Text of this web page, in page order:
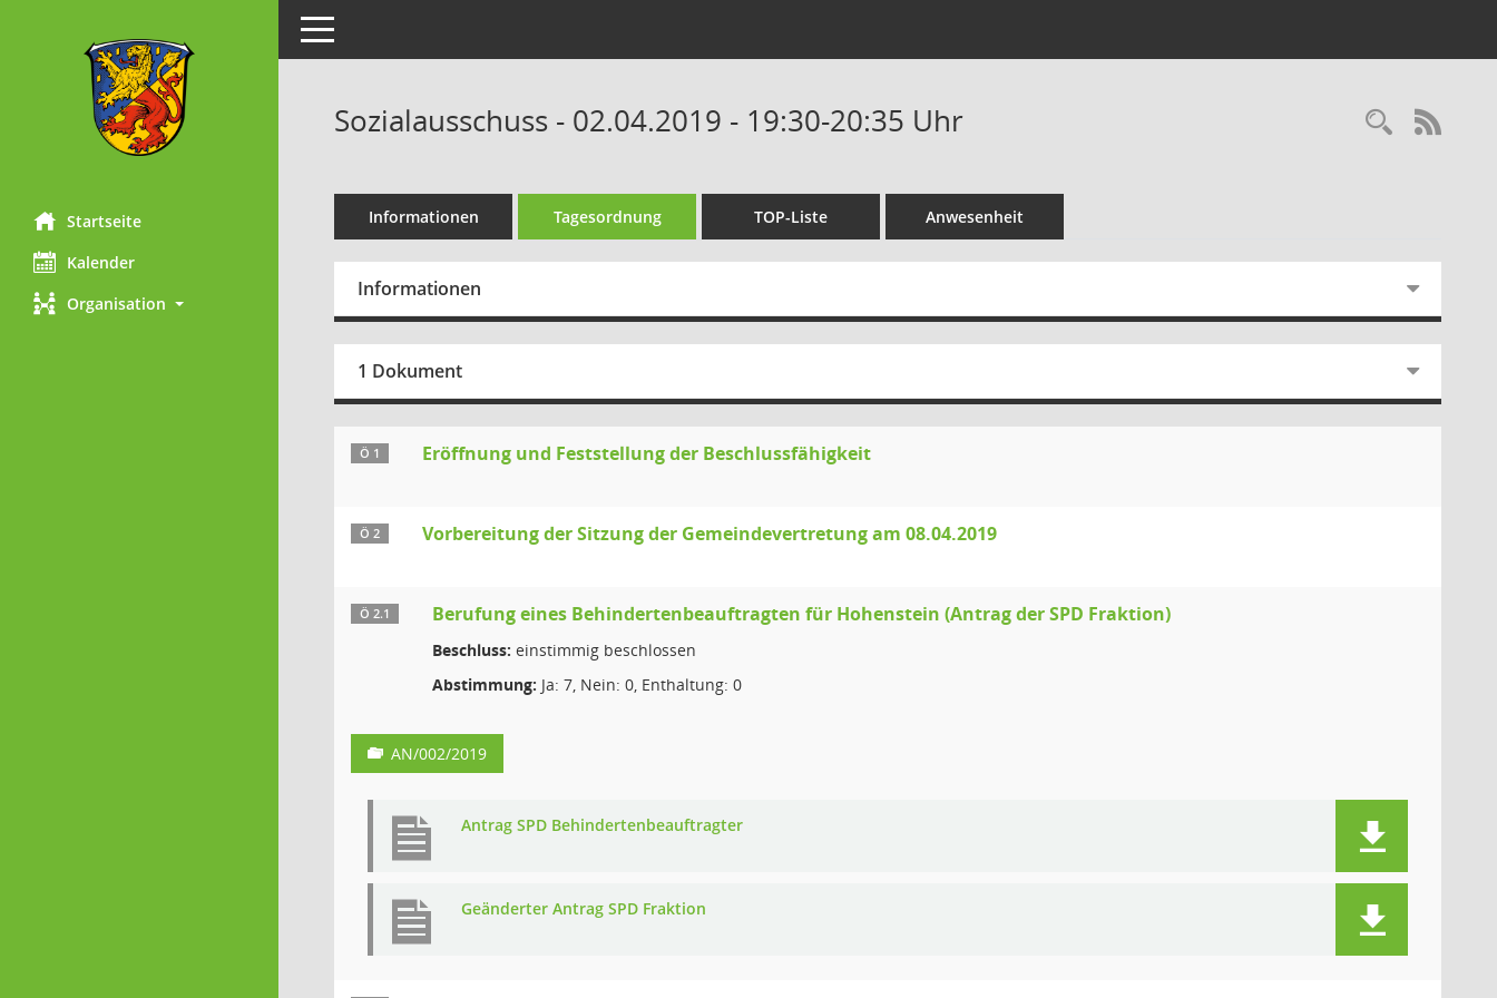
Startseite
Kalender
Organisation
Toggle navigation
Sozialausschuss - 02.04.2019 - 19:30-20:35 Uhr
Informationen Tagesordnung TOP-Liste Anwesenheit
Informationen
1 Dokument
Ö 1 Eröffnung und Feststellung der Beschlussfähigkeit
Ö 2 Vorbereitung der Sitzung der Gemeindevertretung am 08.04.2019
Ö 2.1 Berufung eines Behindertenbeauftragten für Hohenstein (Antrag der SPD Fraktion)
Beschluss: einstimmig beschlossen
Abstimmung: Ja: 7, Nein: 0, Enthaltung: 0
AN/002/2019
Antrag SPD Behindertenbeauftragter
Geänderter Antrag SPD Fraktion